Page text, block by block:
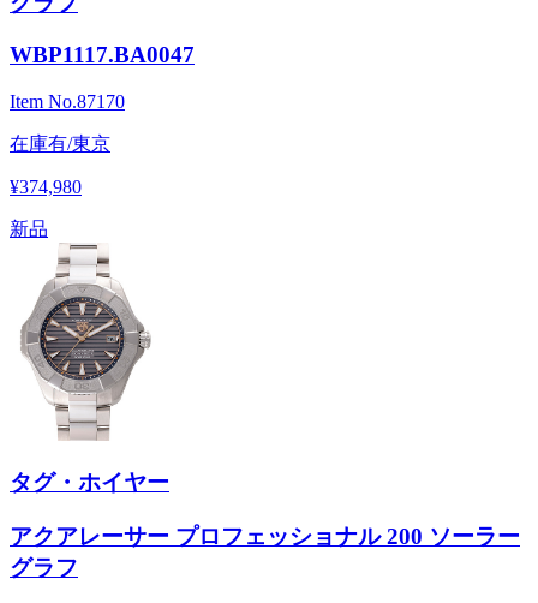
WBP1117.BA0047
Item No.87170
在庫有/東京
¥374,980
新品
タグ・ホイヤー
アクアレーサー プロフェッショナル 200 ソーラー
グラフ